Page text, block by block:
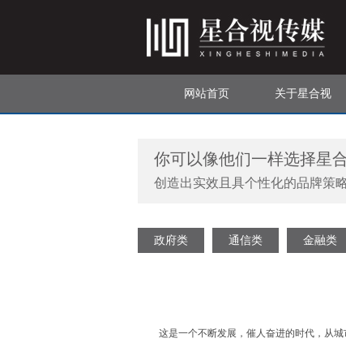
网站首页 关于星合视
你可以像他们一样选择星
创造出实效且具个性化的品牌策
政府类 通信类 金融类
这是一个不断发展，催人奋进的时代，从城